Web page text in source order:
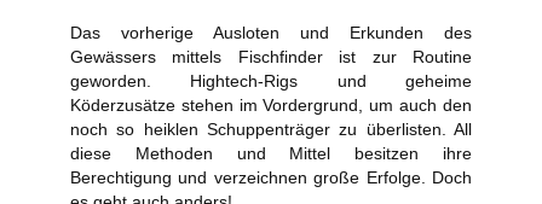
Das vorherige Ausloten und Erkunden des
Gewässers mittels Fischfinder ist zur Routine
geworden. Hightech-Rigs und geheime
Köderzusätze stehen im Vordergrund, um auch den
noch so heiklen Schuppenträger zu überlisten. All
diese Methoden und Mittel besitzen ihre
Berechtigung und verzeichnen große Erfolge. Doch